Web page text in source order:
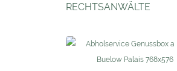
RECHTSANWÄLTE